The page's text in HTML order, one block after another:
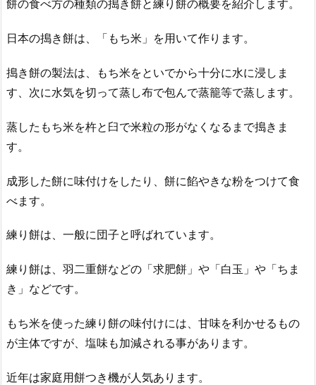
餅の食べ方の種類の搗き餅と練り餅の概要を紹介します。
日本の搗き餅は、「もち米」を用いて作ります。
搗き餅の製法は、もち米をといでから十分に水に浸しま
す、次に水気を切って蒸し布で包んで蒸籠等で蒸します。
蒸したもち米を杵と臼で米粒の形がなくなるまで搗きま
す。
成形した餅に味付けをしたり、餅に餡やきな粉をつけて食
べます。
練り餅は、一般に団子と呼ばれています。
練り餅は、羽二重餅などの「求肥餅」や「白玉」や「ちま
き」などです。
もち米を使った練り餅の味付けには、甘味を利かせるもの
が主体ですが、塩味も加減される事があります。
近年は家庭用餅つき機が人気あります。